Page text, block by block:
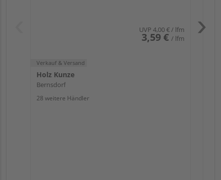
UVP 4,00 €/ lfm
3,59 € / lfm
Verkauf & Versand
Holz Kunze
Bernsdorf
28 weitere Händler